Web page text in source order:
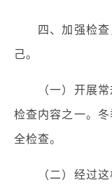
四、加强检查
己。
（一）开展常
检查内容之一。
全检查。
（二）经过这